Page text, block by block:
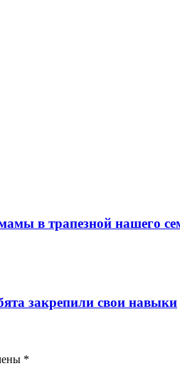
в трапезной нашего
закрепили свои навыки
*